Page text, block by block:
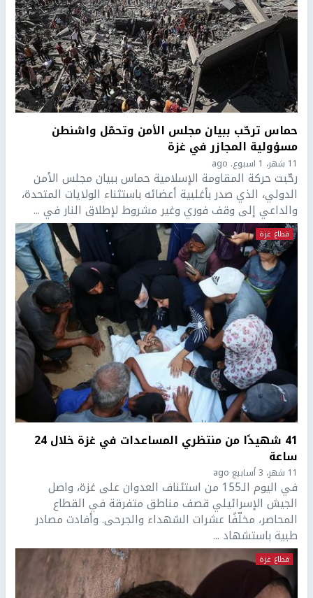
حماس ترحّب ببيان مجلس الأمن وتحمّل واشنطن
مسؤولية المجازر في غزة
11 شهر، 1 اسبوع. ago
رحّبت حركة المقاومة الإسلامية حماس ببيان مجلس الأمن
الدولي، الذي صدر بأغلبية أعضائه باستثناء الولايات المتحدة،
والداعي إلى وقف فوري وغير مشروط لإطلاق النار في ...
قطاع غزة
41 شهيدًا من منتظري المساعدات في غزة خلال 24
ساعة
11 شهر، 3 أسابيع ago
في اليوم الـ155 من استئناف العدوان على غزة، واصل
الجيش الإسرائيلي قصف مناطق متفرقة في القطاع
المحاصر، مخلّفًا عشرات الشهداء والجرحى. وأفادت مصادر
طبية باستشهاد ...
قطاع غزة